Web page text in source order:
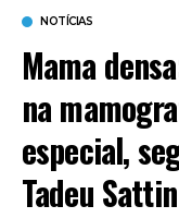
NOTÍCIAS
Mama
na
especial,
Tadeu